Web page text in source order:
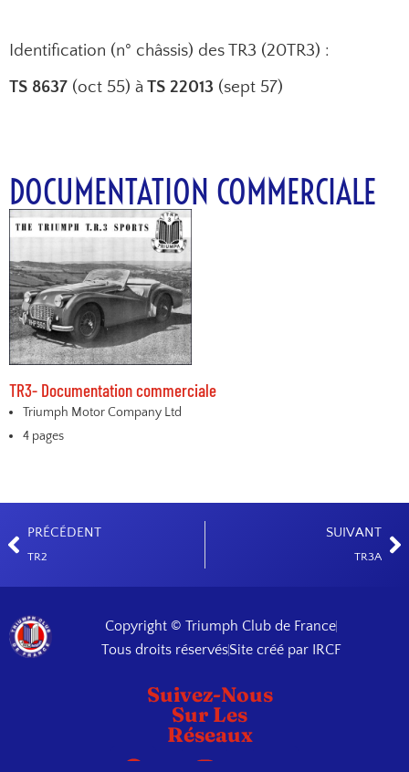
Identification (n° châssis) des TR3 (20TR3) :
TS 8637 (oct 55) à TS 22013 (sept 57)
DOCUMENTATION COMMERCIALE
TR3- Documentation commerciale
Triumph Motor Company Ltd
4 pages
PRÉCÉDENT
TR2
SUIVANT
TR3A
Copyright © Triumph Club de France
Tous droits réservésSite créé par IRCF
Suivez-Nous
Sur Les
Réseaux